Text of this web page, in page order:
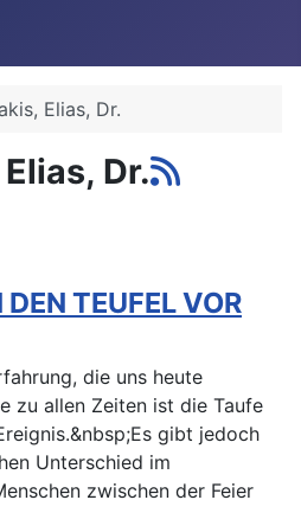
Elias, Dr.
Dr.
TEUFEL VOR
die uns heute
zu allen Zeiten ist die Taufe
gibt jedoch
Unterschied im
zwischen der Feier